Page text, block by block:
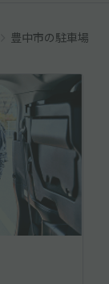
豊中市の駐車場